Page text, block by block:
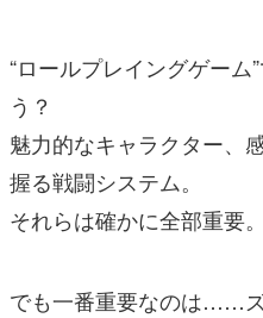
アプリレビュー
電ファミニコゲーマーとは？
運営：株式会社マレ
“ロールプレイングゲーム
う？
魅力的なキャラクター、
握る戦闘システム。
それらは確かに全部重要。
でも一番重要なのは……ズ